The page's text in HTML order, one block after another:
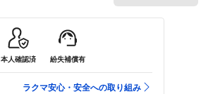
本人確認済 紛失補償有
ラクマ安心・安全への取り組み